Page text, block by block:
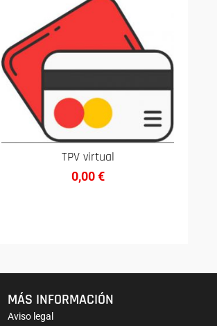
TPV virtual
0,00€
MÁS INFORMACIÓN
Aviso legal